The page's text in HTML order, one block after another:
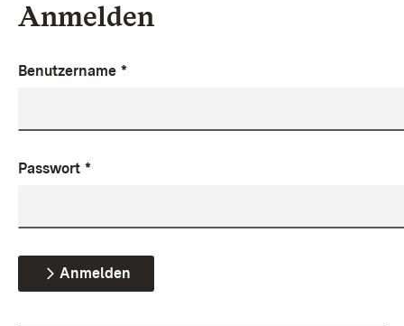
Anmelden
Benutzername *
Passwort *
Anmelden